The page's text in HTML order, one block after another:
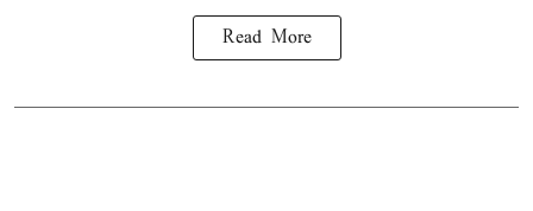
Read More